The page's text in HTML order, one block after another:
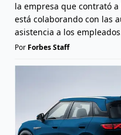
la empresa que contrató
está colaborando con las
asistencia a los
Por Forbes Staff